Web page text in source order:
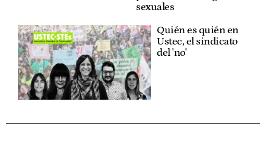
sexuales
Quién es quién en
Ustec, el sindicato
del 'no'